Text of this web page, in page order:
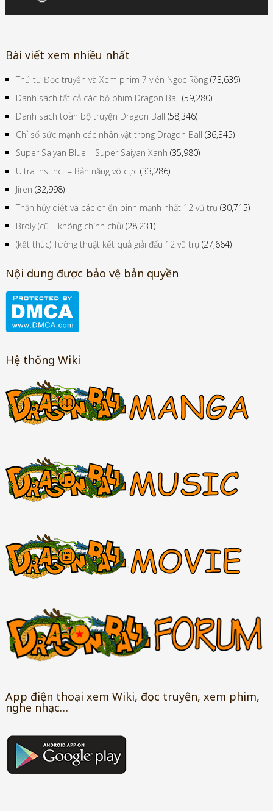
Bài viết xem nhiều nhất
Thứ tự Đọc truyện và Xem phim 7 viên Ngọc Rồng (73,639)
Danh sách tất cả các bộ phim Dragon Ball (59,280)
Danh sách toàn bộ truyện Dragon Ball (58,346)
Chỉ số sức mạnh các nhân vật trong Dragon Ball (36,345)
Super Saiyan Blue – Super Saiyan Xanh (35,980)
Ultra Instinct – Bản năng vô cực (33,286)
Jiren (32,998)
Thần hủy diệt và các chiến binh mạnh nhất 12 vũ trụ (30,715)
Broly (cũ – không chính chủ) (28,231)
(kết thúc) Tường thuật kết quả giải đấu 12 vũ trụ (27,664)
Nội dung được bảo vệ bản quyền
Hệ thống Wiki
App điện thoại xem Wiki, đọc truyện, xem phim,
nghe nhạc…